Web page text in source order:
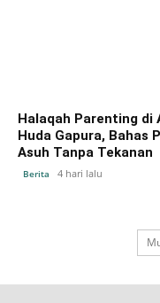
Halaqah Parenting di
Huda Gapura, Bahas
Asuh Tanpa Tekanan
Berita 4 hari lalu